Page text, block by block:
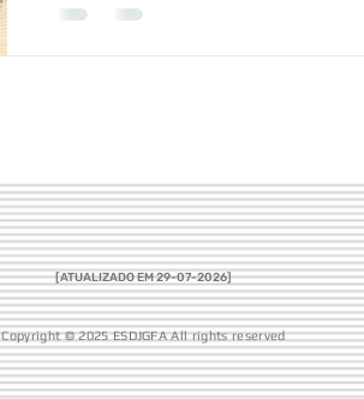
[ATUALIZADO EM 29-07-2026]
Copyright © 2025 ESDJGFA All rights reserved